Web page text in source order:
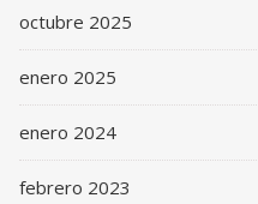
octubre 2025
enero 2025
enero 2024
febrero 2023